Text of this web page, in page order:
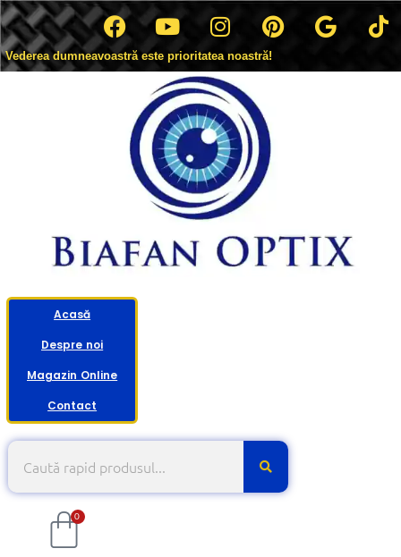
Vederea dumneavoastră este prioritatea noastră!
Acasă
Despre noi
Magazin Online
Contact
0